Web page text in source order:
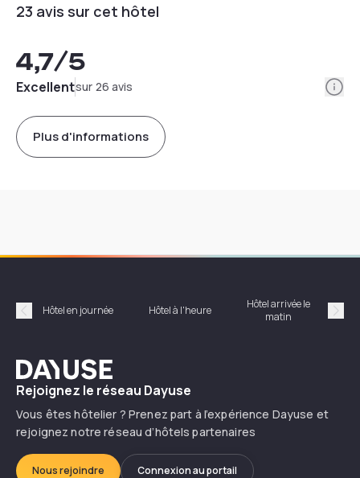
23 avis sur cet hôtel
4,7/5
Excellentsur 26 avis
Plus d'informations
Précédent
Hôtel en journée Hôtel à l'heure
Hôtel arrivée le
matin
Dayuse
Rejoignez le réseau Dayuse
Vous êtes hôtelier ? Prenez part à l’expérience Dayuse et
rejoignez notre réseau d’hôtels partenaires
Nous rejoindre Connexion au portail